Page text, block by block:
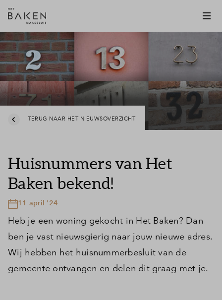
TERUG NAAR HET NIEUWSOVERZICHT
Huisnummers van Het
Baken bekend!
11 april '24
Heb je een woning gekocht in Het Baken? Dan
ben je vast nieuwsgierig naar jouw nieuwe adres.
Wij hebben het huisnummerbesluit van de
gemeente ontvangen en delen dit graag met je.